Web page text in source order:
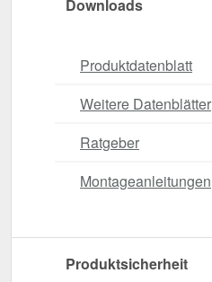
Downloads
Produktdatenblatt
Weitere Datenblätter
Ratgeber
Montageanleitungen
Produktsicherheit